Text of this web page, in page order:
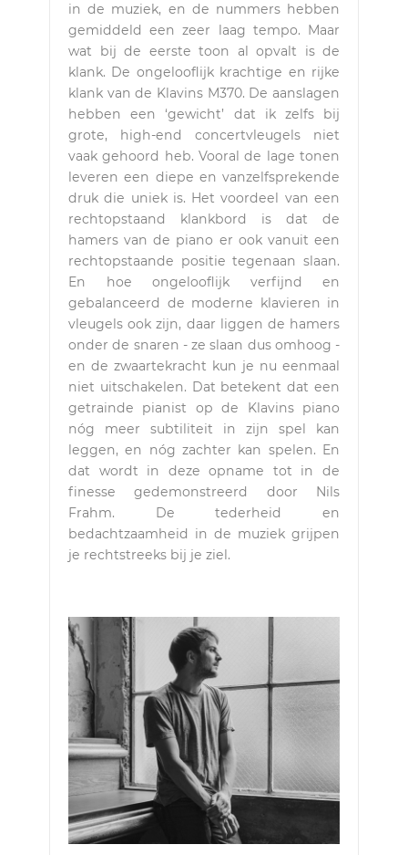
in de muziek, en de nummers hebben
gemiddeld een zeer laag tempo. Maar
wat bij de eerste toon al opvalt is de
klank. De ongelooflijk krachtige en rijke
klank van de Klavins M370. De aanslagen
hebben een ‘gewicht’ dat ik zelfs bij
grote, high-end concertvleugels niet
vaak gehoord heb. Vooral de lage tonen
leveren een diepe en vanzelfsprekende
druk die uniek is. Het voordeel van een
rechtopstaand klankbord is dat de
hamers van de piano er ook vanuit een
rechtopstaande positie tegenaan slaan.
En hoe ongelooflijk verfijnd en
gebalanceerd de moderne klavieren in
vleugels ook zijn, daar liggen de hamers
onder de snaren - ze slaan dus omhoog -
en de zwaartekracht kun je nu eenmaal
niet uitschakelen. Dat betekent dat een
getrainde pianist op de Klavins piano
nóg meer subtiliteit in zijn spel kan
leggen, en nóg zachter kan spelen. En
dat wordt in deze opname tot in de
finesse gedemonstreerd door Nils
Frahm. De tederheid en
bedachtzaamheid in de muziek grijpen
je rechtstreeks bij je ziel.